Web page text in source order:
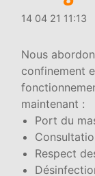
14 04 21 11:13
Nous
confinement
maintenant :
Port du
Respect